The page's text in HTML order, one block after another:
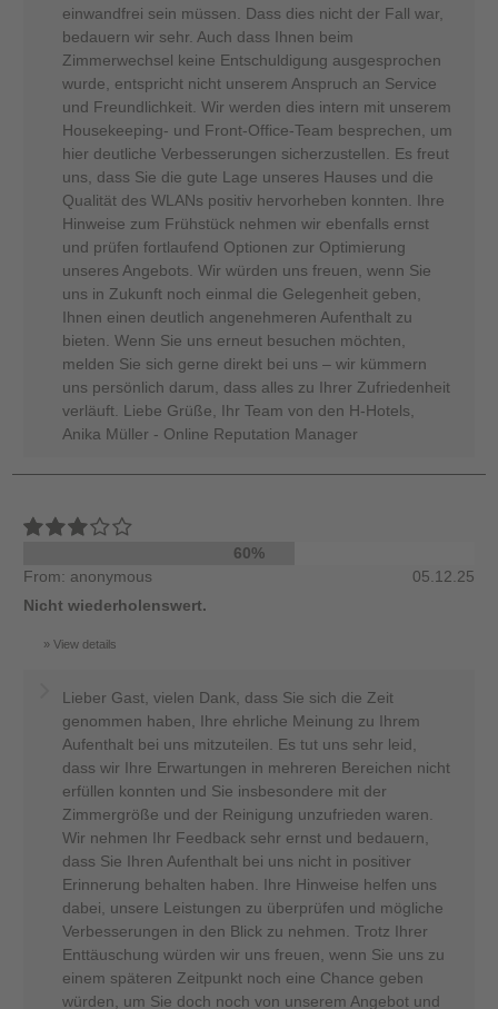
einwandfrei sein müssen. Dass dies nicht der Fall war,
bedauern wir sehr. Auch dass Ihnen beim
Zimmerwechsel keine Entschuldigung ausgesprochen
wurde, entspricht nicht unserem Anspruch an Service
und Freundlichkeit. Wir werden dies intern mit unserem
Housekeeping- und Front-Office-Team besprechen, um
hier deutliche Verbesserungen sicherzustellen. Es freut
uns, dass Sie die gute Lage unseres Hauses und die
Qualität des WLANs positiv hervorheben konnten. Ihre
Hinweise zum Frühstück nehmen wir ebenfalls ernst
und prüfen fortlaufend Optionen zur Optimierung
unseres Angebots. Wir würden uns freuen, wenn Sie
uns in Zukunft noch einmal die Gelegenheit geben,
Ihnen einen deutlich angenehmeren Aufenthalt zu
bieten. Wenn Sie uns erneut besuchen möchten,
melden Sie sich gerne direkt bei uns – wir kümmern
uns persönlich darum, dass alles zu Ihrer Zufriedenheit
verläuft. Liebe Grüße, Ihr Team von den H-Hotels,
Anika Müller - Online Reputation Manager
60%
From: anonymous
05.12.25
Nicht wiederholenswert.
View details
Lieber Gast, vielen Dank, dass Sie sich die Zeit
genommen haben, Ihre ehrliche Meinung zu Ihrem
Aufenthalt bei uns mitzuteilen. Es tut uns sehr leid,
dass wir Ihre Erwartungen in mehreren Bereichen nicht
erfüllen konnten und Sie insbesondere mit der
Zimmergröße und der Reinigung unzufrieden waren.
Wir nehmen Ihr Feedback sehr ernst und bedauern,
dass Sie Ihren Aufenthalt bei uns nicht in positiver
Erinnerung behalten haben. Ihre Hinweise helfen uns
dabei, unsere Leistungen zu überprüfen und mögliche
Verbesserungen in den Blick zu nehmen. Trotz Ihrer
Enttäuschung würden wir uns freuen, wenn Sie uns zu
einem späteren Zeitpunkt noch eine Chance geben
würden, um Sie doch noch von unserem Angebot und